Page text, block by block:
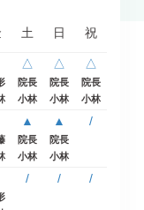
土 日 祝
△
院長
小林
△
院長
小林
△
院長
小林
▲
院長
小林
▲
院長
小林
/
/ / /